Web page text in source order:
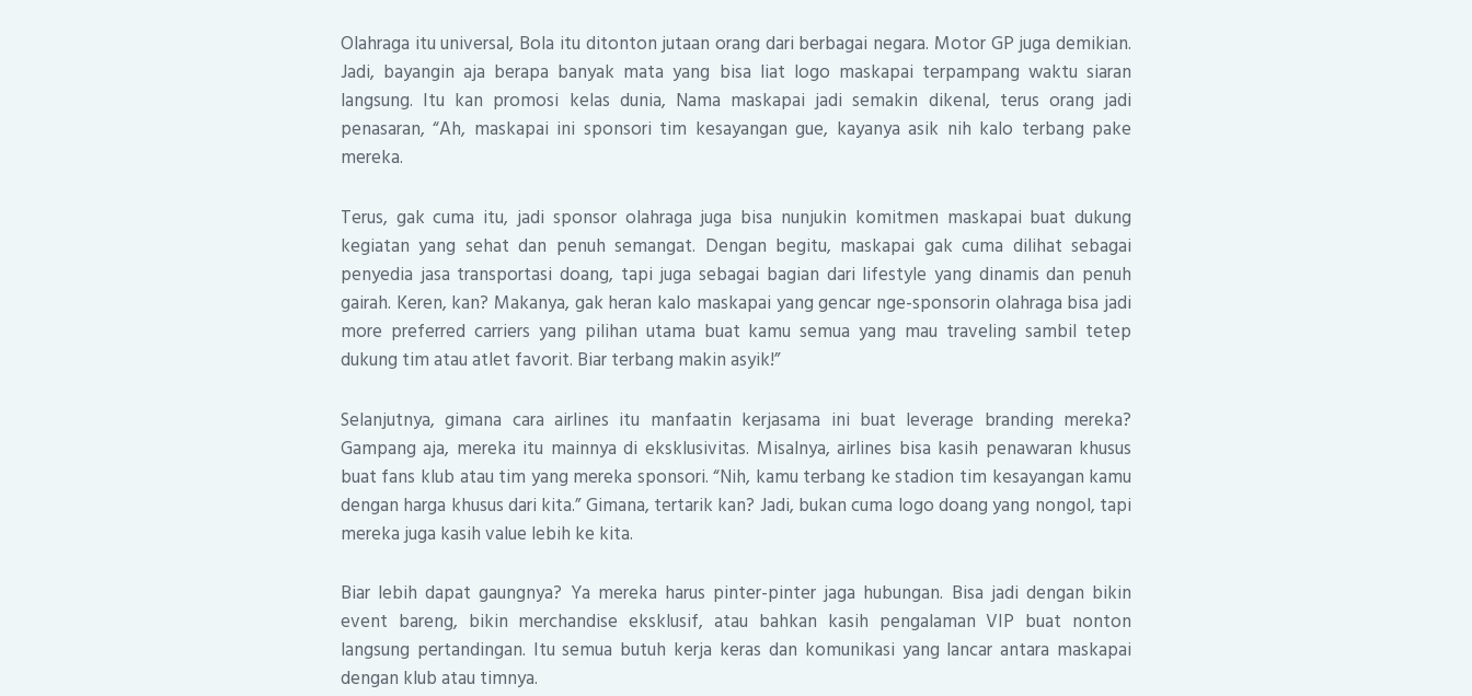
Olahraga itu universal, Bola itu ditonton jutaan orang dari berbagai negara. Motor GP juga demikian.
Jadi, bayangin aja berapa banyak mata yang bisa liat logo maskapai terpampang waktu siaran
langsung. Itu kan promosi kelas dunia, Nama maskapai jadi semakin dikenal, terus orang jadi
penasaran, “Ah, maskapai ini sponsori tim kesayangan gue, kayanya asik nih kalo terbang pake
mereka.
Terus, gak cuma itu, jadi sponsor olahraga juga bisa nunjukin komitmen maskapai buat dukung
kegiatan yang sehat dan penuh semangat. Dengan begitu, maskapai gak cuma dilihat sebagai
penyedia jasa transportasi doang, tapi juga sebagai bagian dari lifestyle yang dinamis dan penuh
gairah. Keren, kan? Makanya, gak heran kalo maskapai yang gencar nge-sponsorin olahraga bisa jadi
more preferred carriers yang pilihan utama buat kamu semua yang mau traveling sambil tetep
dukung tim atau atlet favorit. Biar terbang makin asyik!”
Selanjutnya, gimana cara airlines itu manfaatin kerjasama ini buat leverage branding mereka?
Gampang aja, mereka itu mainnya di eksklusivitas. Misalnya, airlines bisa kasih penawaran khusus
buat fans klub atau tim yang mereka sponsori. “Nih, kamu terbang ke stadion tim kesayangan kamu
dengan harga khusus dari kita.” Gimana, tertarik kan? Jadi, bukan cuma logo doang yang nongol, tapi
mereka juga kasih value lebih ke kita.
Biar lebih dapat gaungnya? Ya mereka harus pinter-pinter jaga hubungan. Bisa jadi dengan bikin
event bareng, bikin merchandise eksklusif, atau bahkan kasih pengalaman VIP buat nonton
langsung pertandingan. Itu semua butuh kerja keras dan komunikasi yang lancar antara maskapai
dengan klub atau timnya.